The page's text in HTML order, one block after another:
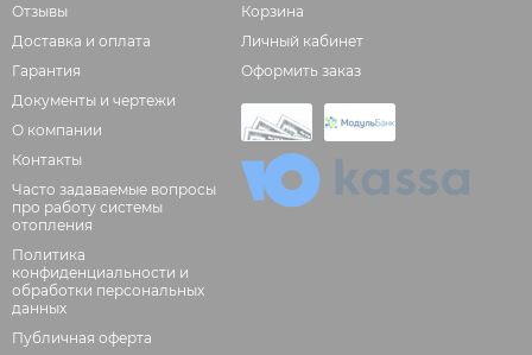
Отзывы
Доставка и оплата
Гарантия
Документы и чертежи
О компании
Контакты
Часто задаваемые вопросы
про работу системы
отопления
Политика
конфиденциальности и
обработки персональных
данных
Публичная оферта
Корзина
Личный кабинет
Оформить заказ